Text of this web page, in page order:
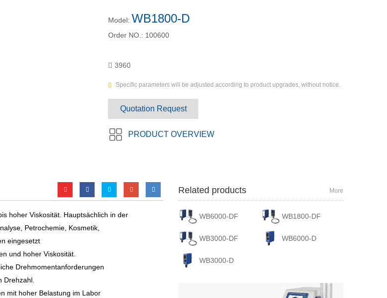
Model: WB1800-D
Order NO.: 100600
3960
Specific parameters will be adjusted according to product upgrades, without notice.
Quotation Request
PRODUCT OVERVIEW
hoher Viskosität. Hauptsächlich in der
Petrochemie, Kosmetik,
eingesetzt
und hoher Viskosität.
Drehmomentanforderungen
Drehzahl.
mit hoher Belastung im Labor
Related products More
WB6000-DF WB1800-DF
WB3000-DF WB6000-D
WB3000-D